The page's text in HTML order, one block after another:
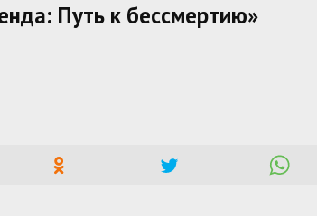
Путь к бессмертию»